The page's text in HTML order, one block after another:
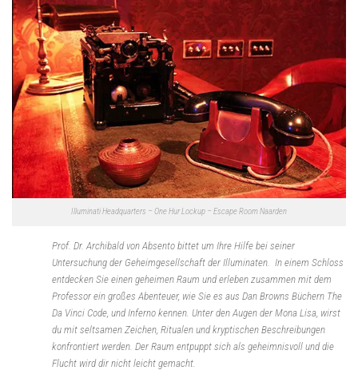
Illuminati Headquarters – One Hur Lockup – Escape Room Naarden
Prof. Dr. Archibald von Absento bittet um Ihre Hilfe bei seiner
Untersuchung der Geheimgesellschaft der Illuminaten. In einem Schloss
entdecken Sie einen geheimen Raum und erleben zusammen mit dem
Professor ein großes Abenteuer, wie Sie es aus Dan Browns Büchern The
Da Vinci Code, und Inferno kennen. Unter den Augen der Mona Lisa, wirst
du mit seltsamen Zeichen, Ritualen und kryptischen Beschreibungen
konfrontiert werden. Der Raum entpuppt sich als geheimnisvoll und die
Flucht wird dir nicht leicht gemacht.